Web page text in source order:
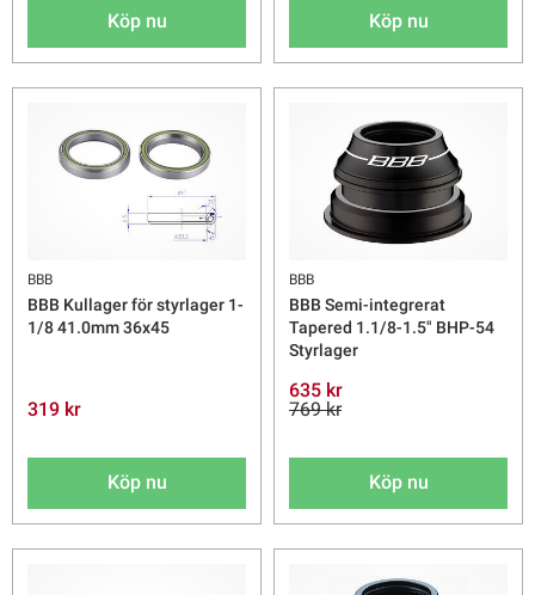
Köp nu Köp nu
BBB
BBB Kullager för styrlager 1-
1/8 41.0mm 36x45
319 kr
Köp nu
BBB
BBB Semi-integrerat
Tapered 1.1/8-1.5" BHP-54
Styrlager
635 kr
769 kr
Köp nu